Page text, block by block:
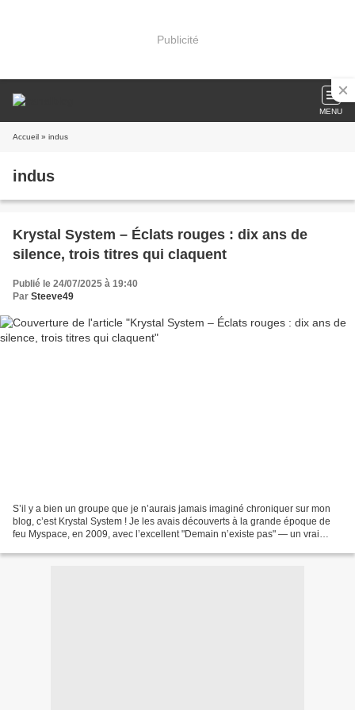
Publicité
MENU
Accueil » indus
indus
Krystal System – Éclats rouges : dix ans de
silence, trois titres qui claquent
Publié le 24/07/2025 à 19:40
Par Steeve49
S’il y a bien un groupe que je n’aurais jamais imaginé chroniquer sur mon
blog, c’est Krystal System ! Je les avais découverts à la grande époque de
feu Myspace, en 2009, avec l’excellent "Demain n’existe pas" — un vrai